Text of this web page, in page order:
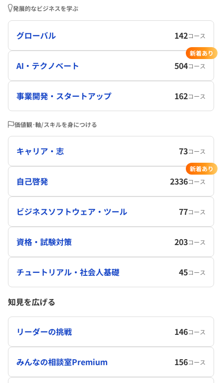
発展的なビジネスを学ぶ
グローバル 142コース
AI・テクノベート 504コース
新着あり
事業開発・スタートアップ 162コース
価値観･軸/スキルを身につける
キャリア・志 73コース
自己啓発 2336コース
新着あり
ビジネスソフトウェア・ツール 77コース
資格・試験対策 203コース
チュートリアル・社会人基礎 45コース
知見を広げる
リーダーの挑戦 146コース
みんなの相談室Premium 156コース